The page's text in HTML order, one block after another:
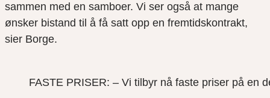
sammen med en samboer. Vi ser også at mange
ønsker bistand til å få satt opp en fremtidskontrakt,
sier Borge.
FASTE PRISER: – Vi tilbyr nå faste priser på en